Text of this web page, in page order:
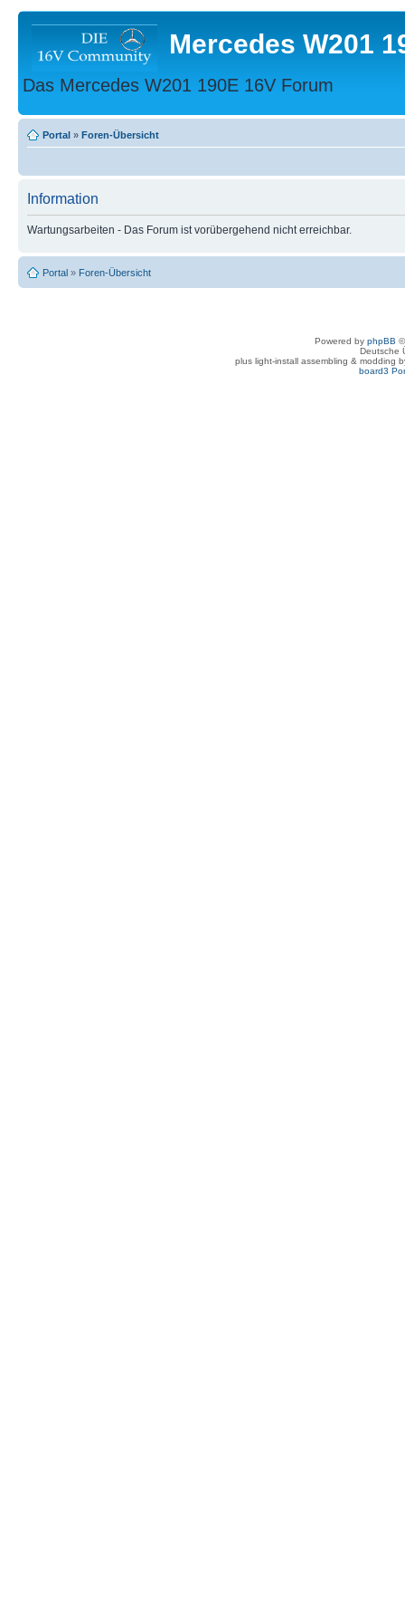
Mercedes W201
Das Mercedes W201 190E 16V Forum
Portal » Foren-Übersicht
Information
Wartungsarbeiten - Das Forum ist vorübergehend nicht erreichbar.
Portal » Foren-Übersicht
Powered by phpBB
Deutsche
plus light-install assembling & modding
board3